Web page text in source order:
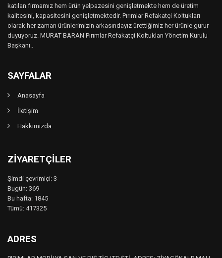
katılan firmamız hem ürün yelpazesini genişletmekte hem de üretim
kalitesini, kapasitesini genişletmektedir. Pırımlar Refakatçi Koltukları
olarak her zaman ürünlerimizin arkasındayız ürettiğimiz her ürünle gurur
duyuyoruz. MURAT BARAN Pırımlar Refakatçi Koltukları Yönetim Kurulu
Başkanı..
SAYFALAR
Anasayfa
İletişim
Hakkımızda
ZIYARETÇILER
Şimdi çevrimiçi: 3
Bugün: 369
Bu hafta: 1845
Tümü: 417325
ADRES